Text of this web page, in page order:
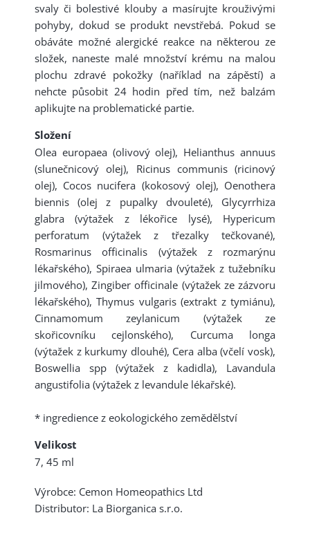
svaly či bolestivé klouby a masírujte krouživými
pohyby, dokud se produkt nevstřebá. Pokud se
obáváte možné alergické reakce na některou ze
složek, naneste malé množství krému na malou
plochu zdravé pokožky (naříklad na zápěstí) a
nehcte působit 24 hodin před tím, než balzám
aplikujte na problematické partie.
Složení
Olea europaea (olivový olej), Helianthus annuus
(slunečnicový olej), Ricinus communis (ricinový
olej), Cocos nucifera (kokosový olej), Oenothera
biennis (olej z pupalky dvouleté), Glycyrrhiza
glabra (výtažek z lékořice lysé), Hypericum
perforatum (výtažek z třezalky tečkované),
Rosmarinus officinalis (výtažek z rozmarýnu
lékařského), Spiraea ulmaria (výtažek z tužebníku
jilmového), Zingiber officinale (výtažek ze zázvoru
lékařského), Thymus vulgaris (extrakt z tymiánu),
Cinnamomum zeylanicum (výtažek ze
skořicovníku cejlonského), Curcuma longa
(výtažek z kurkumy dlouhé), Cera alba (včelí vosk),
Boswellia spp (výtažek z kadidla), Lavandula
angustifolia (výtažek z levandule lékařské).
* ingredience z eokologického zemědělství
Velikost
7, 45 ml
Výrobce: Cemon Homeopathics Ltd
Distributor: La Biorganica s.r.o.